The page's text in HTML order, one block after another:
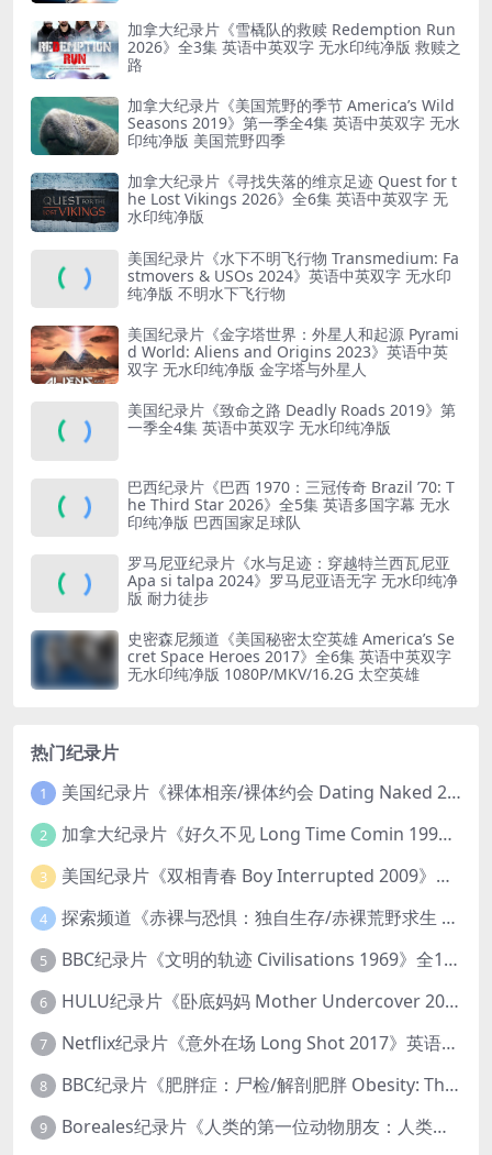
划
加拿大纪录片《雪橇队的救赎 Redemption Run
2026》全3集 英语中英双字 无水印纯净版 救赎之
路
加拿大纪录片《美国荒野的季节 America’s Wild
Seasons 2019》第一季全4集 英语中英双字 无水
印纯净版 美国荒野四季
加拿大纪录片《寻找失落的维京足迹 Quest for t
he Lost Vikings 2026》全6集 英语中英双字 无
水印纯净版
美国纪录片《水下不明飞行物 Transmedium: Fa
stmovers & USOs 2024》英语中英双字 无水印
纯净版 不明水下飞行物
美国纪录片《金字塔世界：外星人和起源 Pyrami
d World: Aliens and Origins 2023》英语中英
双字 无水印纯净版 金字塔与外星人
美国纪录片《致命之路 Deadly Roads 2019》第
一季全4集 英语中英双字 无水印纯净版
巴西纪录片《巴西 1970：三冠传奇 Brazil ’70: T
he Third Star 2026》全5集 英语多国字幕 无水
印纯净版 巴西国家足球队
罗马尼亚纪录片《水与足迹：穿越特兰西瓦尼亚
Apa si talpa 2024》罗马尼亚语无字 无水印纯净
版 耐力徒步
史密森尼频道《美国秘密太空英雄 America’s Se
cret Space Heroes 2017》全6集 英语中英双字
无水印纯净版 1080P/MKV/16.2G 太空英雄
热门纪录片
1 美国纪录片《裸体相亲/裸体约会 Dating Naked 2014-2016》第1-3季全33集 英语中英双字 无水印纯净版 1080P/MKV/85.6G 裸体相亲真人秀
2 加拿大纪录片《好久不见 Long Time Comin 1993》英语中英双字 官方纯净版 1080P/MKV/1G 女同性艺术家
3 美国纪录片《双相青春 Boy Interrupted 2009》英语中英双字 官方纯净版 1080P/MKV/1.43G 青少年躁郁症
4 探索频道《赤裸与恐惧：独自生存/赤裸荒野求生 Naked and Afraid: Solo 2023》第一季全8集 英语中英双字 官方纯净版 高码1080P/MKV/45.4G
5 BBC纪录片《文明的轨迹 Civilisations 1969》全13集 英语中英双字 高清收藏版 1080P/MKV/64.1G 西方艺术史话
6 HULU纪录片《卧底妈妈 Mother Undercover 2023》全4集 英语中英双字 官方纯净版 1080P/MKV/7.6G 拯救孩子
7 Netflix纪录片《意外在场 Long Shot 2017》英语中字 720P/NKV/1.06GB 美国谋杀误判案件
8 BBC纪录片《肥胖症：尸检/解剖肥胖 Obesity: The Post Mortem 2016》英语中英双字 无水印纯净版 1080P/MKV/1.03G
9 Boreales纪录片《人类的第一位动物朋友：人类和狗的神奇故事 Man’s First Friend 2018》英语中英双字 1080P/MP4/1.8G 狗的神奇故事